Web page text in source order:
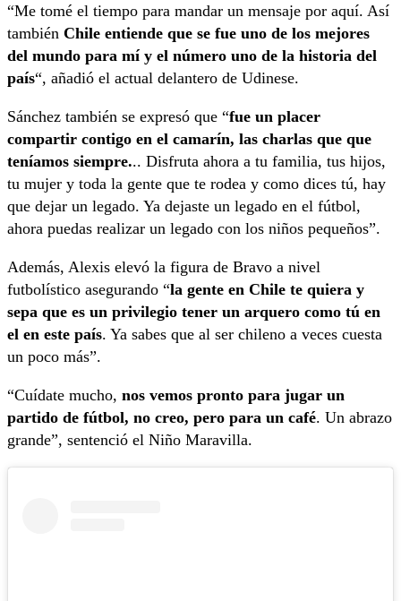
“Me tomé el tiempo para mandar un mensaje por aquí. Así
también Chile entiende que se fue uno de los mejores
del mundo para mí y el número uno de la historia del
país“, añadió el actual delantero de Udinese.
Sánchez también se expresó que “fue un placer
compartir contigo en el camarín, las charlas que que
teníamos siempre... Disfruta ahora a tu familia, tus hijos,
tu mujer y toda la gente que te rodea y como dices tú, hay
que dejar un legado. Ya dejaste un legado en el fútbol,
ahora puedas realizar un legado con los niños pequeños”.
Además, Alexis elevó la figura de Bravo a nivel
futbolístico asegurando “la gente en Chile te quiera y
sepa que es un privilegio tener un arquero como tú en
el en este país. Ya sabes que al ser chileno a veces cuesta
un poco más”.
“Cuídate mucho, nos vemos pronto para jugar un
partido de fútbol, no creo, pero para un café. Un abrazo
grande”, sentenció el Niño Maravilla.